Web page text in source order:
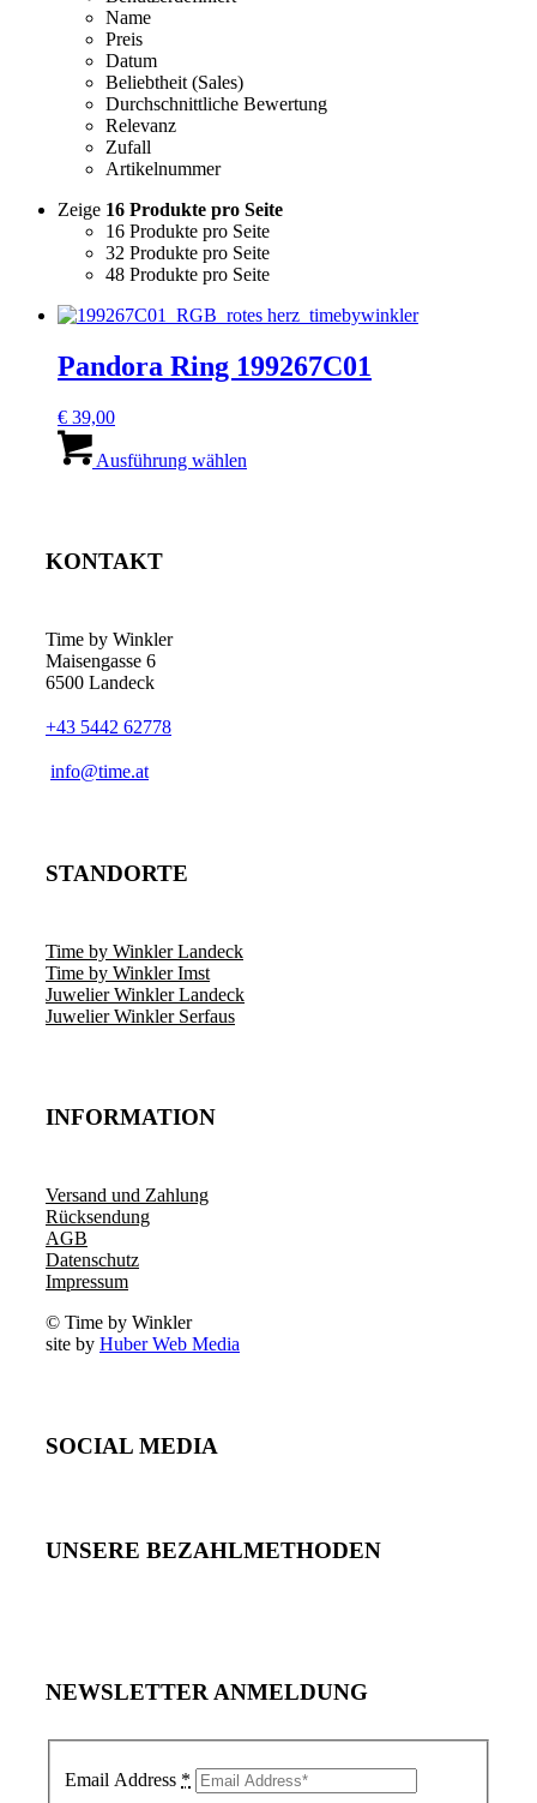
Name
Preis
Datum
Beliebtheit (Sales)
Durchschnittliche Bewertung
Relevanz
Zufall
Artikelnummer
Zeige 16 Produkte pro Seite
16 Produkte pro Seite
32 Produkte pro Seite
48 Produkte pro Seite
Pandora Ring 199267C01
€ 39,00
Ausführung wählen
KONTAKT
Time by Winkler
Maisengasse 6
6500 Landeck
+43 5442 62778
­info@time.at
STANDORTE
Time by Winkler Landeck
Time by Winkler Imst
Juwelier Winkler Landeck
Juwelier Winkler Serfaus
INFORMATION
Versand und Zahlung
Rücksendung
AGB
Datenschutz
Impressum
© Time by Winkler
site by Huber Web Media
SOCIAL MEDIA
UNSERE BEZAHLMETHODEN
NEWSLETTER ANMELDUNG
Email Address *